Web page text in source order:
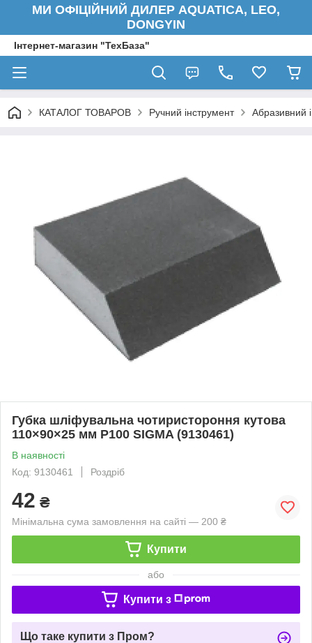
МИ ОФІЦІЙНИЙ ДИЛЕР AQUATICA, LEO,
DONGYIN
Інтернет-магазин "ТехБаза"
КАТАЛОГ ТОВАРОВ Ручний інструмент Абразивний
Губка шліфувальна чотиристороння кутова
110×90×25 мм P100 SIGMA (9130461)
В наявності
Код: 9130461
Роздріб
42 ₴
Мінімальна сума замовлення на сайті — 200 ₴
Купити
або
Купити з
Що таке купити з Пром?